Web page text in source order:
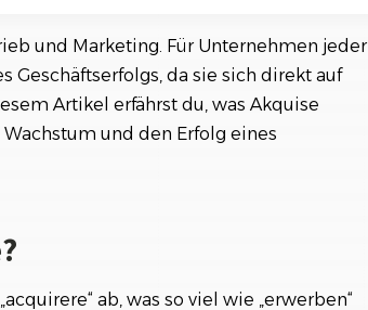
und Marketing. Für Unternehmen jeder
da sie sich direkt auf
Artikel erfährst du, was Akquise
und den Erfolg eines
ab, was so viel wie „erwerben“